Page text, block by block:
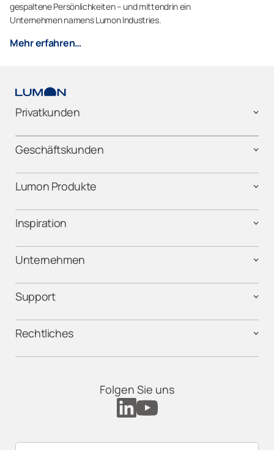
gespaltene Persönlichkeiten – und mittendrin ein
Unternehmen namens Lumon Industries.
Mehr erfahren…
Privatkunden
Geschäftskunden
Lumon Produkte
Inspiration
Unternehmen
Support
Rechtliches
Folgen Sie uns